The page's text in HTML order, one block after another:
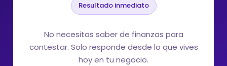
Resultado inmediato
No necesitas saber de finanzas para
contestar. Solo responde desde lo que vives
hoy en tu negocio.